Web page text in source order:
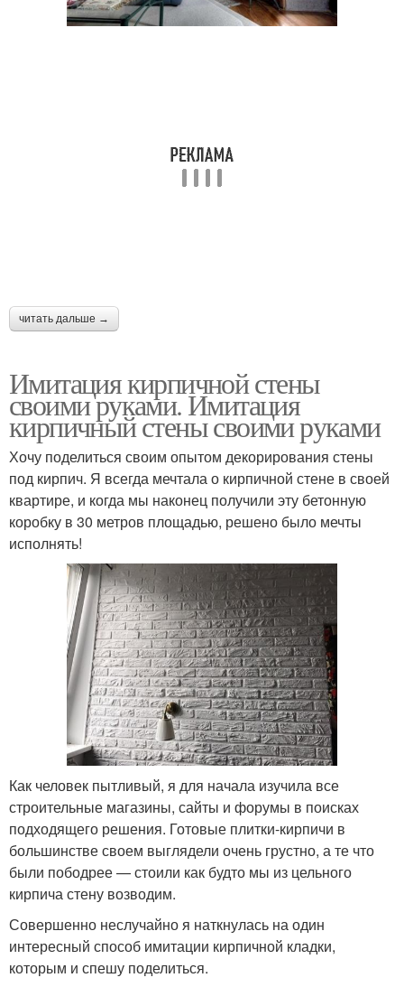
читать дальше →
Имитация кирпичной стены
своими руками. Имитация
кирпичный стены своими руками
Хочу поделиться своим опытом декорирования стены
под кирпич. Я всегда мечтала о кирпичной стене в своей
квартире, и когда мы наконец получили эту бетонную
коробку в 30 метров площадью, решено было мечты
исполнять!
Как человек пытливый, я для начала изучила все
строительные магазины, сайты и форумы в поисках
подходящего решения. Готовые плитки-кирпичи в
большинстве своем выглядели очень грустно, а те что
были пободрее — стоили как будто мы из цельного
кирпича стену возводим.
Совершенно неслучайно я наткнулась на один
интересный способ имитации кирпичной кладки,
которым и спешу поделиться.